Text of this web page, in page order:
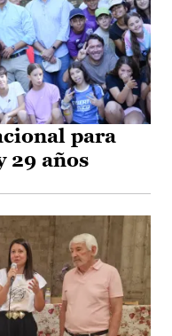
para
29 años